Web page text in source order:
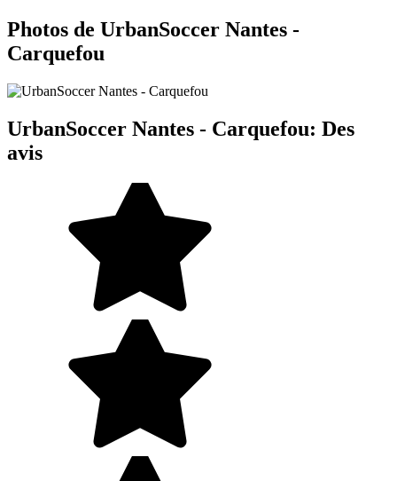
Photos de UrbanSoccer Nantes -
Carquefou
UrbanSoccer Nantes - Carquefou: Des
avis